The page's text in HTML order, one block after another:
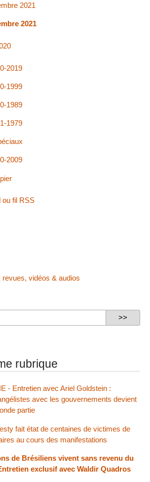
2021
2021
2019
1999
1989
1979
2009
ou fil RSS
vidéos & audios
rubrique
- Entretien avec Ariel Goldstein :
avec les gouvernements devient
partie
fait état de centaines de victimes de
au cours des manifestations
de Brésiliens vivent sans revenu du
exclusif avec Waldir Quadros